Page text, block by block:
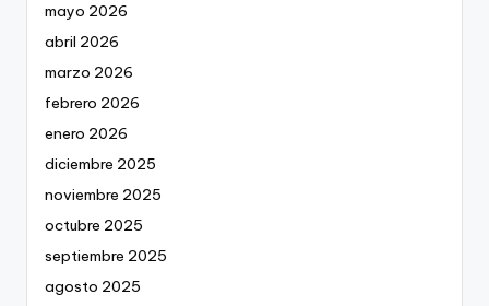
mayo 2026
abril 2026
marzo 2026
febrero 2026
enero 2026
diciembre 2025
noviembre 2025
octubre 2025
septiembre 2025
agosto 2025